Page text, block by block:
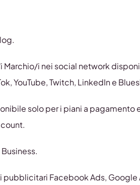
i nei social network
YouTube, Twitch, LinkedIn e
solo per i piani a
Facebook Ads, Google